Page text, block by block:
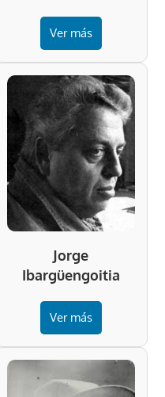
Ver más
Jorge
Ibargüengoitia
Ver más